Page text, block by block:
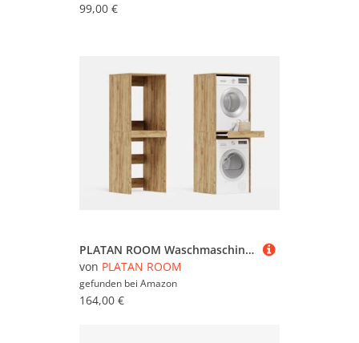
99,00 €
PLATAN ROOM Waschmaschine Trockner Schrank mit Ausziehbrett • Waschmaschinenschrank für Waschmaschine & Wäschetrockner • Überbauschrank 187 x 65 x 66 cm (Eiche Gold)
von PLATAN ROOM
gefunden bei Amazon
164,00 €